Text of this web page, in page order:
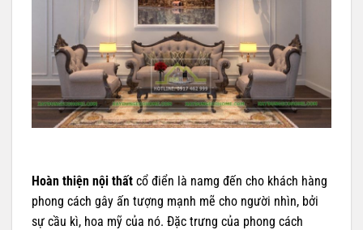
Hoàn thiện nội thất cổ điển là namg đến cho khách hàng
phong cách gây ấn tượng mạnh mẽ cho người nhìn, bởi
sự cầu kì, hoa mỹ của nó. Đặc trưng của phong cách